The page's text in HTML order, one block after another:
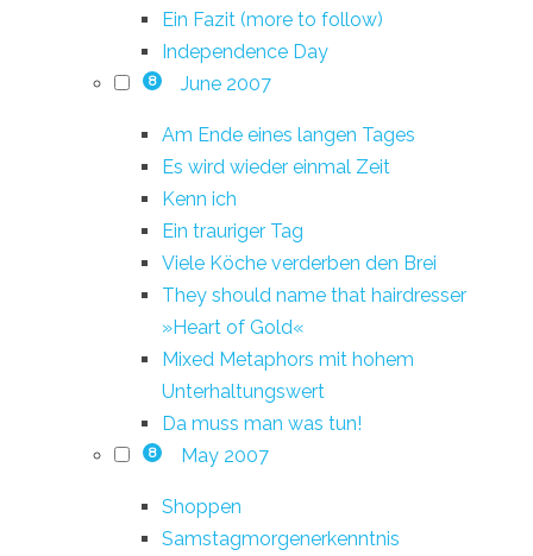
Ein Fazit (more to follow)
Independence Day
8 June 2007
Am Ende eines langen Tages
Es wird wieder einmal Zeit
Kenn ich
Ein trauriger Tag
Viele Köche verderben den Brei
They should name that hairdresser
»Heart of Gold«
Mixed Metaphors mit hohem
Unterhaltungswert
Da muss man was tun!
8 May 2007
Shoppen
Samstagmorgenerkenntnis